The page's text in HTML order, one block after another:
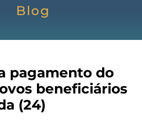
Blog
pagamento do
beneficiários
(24)